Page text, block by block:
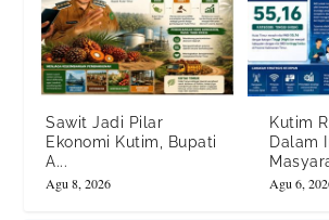
Sawit Jadi Pilar
Ekonomi Kutim, Bupati
A...
Agu 8, 2026
Kutim
Dalam
Agu 6,